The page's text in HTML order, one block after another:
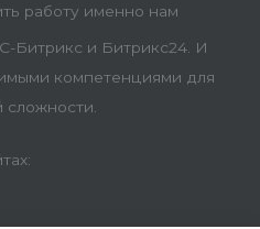
работу именно нам
Битрикс и Битрикс24. И
компетенциями для